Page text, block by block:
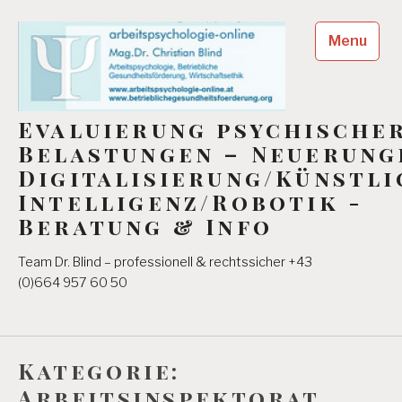
content
Evaluierung
Belastungen –
Digitalisierung/
Intelligenz/Robotik -
Beratung & Info
Team Dr. Blind – professionell & rechtssicher +43
(0)664 957 60 50
Menu
Kategorie: